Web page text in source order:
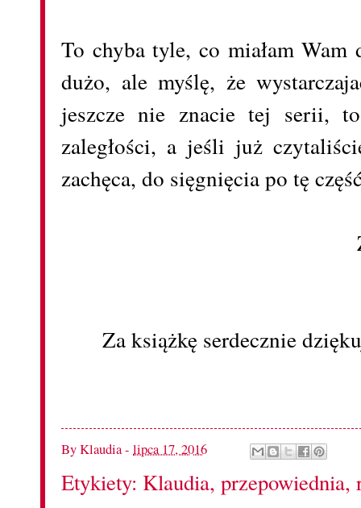
To chyba tyle, co miałam
dużo, ale myślę, że
jeszcze nie znacie tej serii,
zaległości, a jeśli już
zachęca, do sięgnięcia po tę
Za książkę serdecznie
ByKlaudia- lipca 17, 2016
Etykiety: Klaudia, przepowiednia,